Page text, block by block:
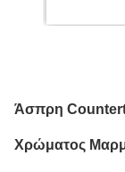
Άσπρη
Χρώματος